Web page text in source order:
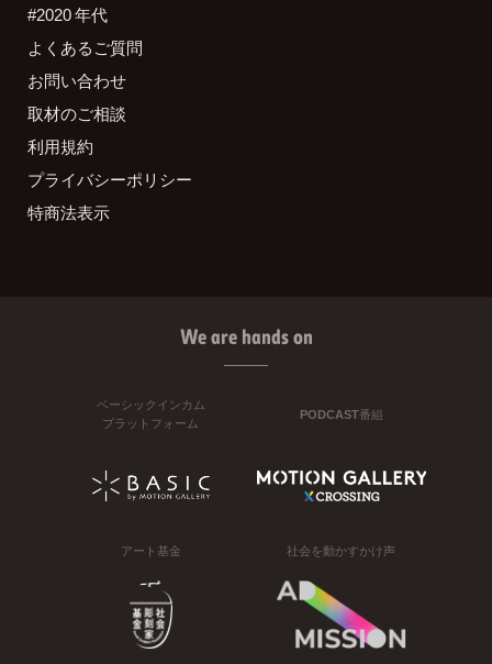
#2020 年代
よくあるご質問
お問い合わせ
取材のご相談
利用規約
プライバシーポリシー
特商法表示
We are hands on
ベーシックインカム
プラットフォーム
PODCAST番組
アート基金 社会を動かすかけ声